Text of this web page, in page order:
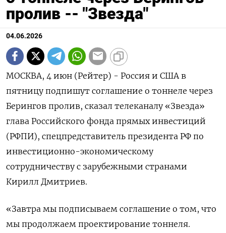
пролив -- "Звезда"
04.06.2026
МОСКВА, 4 июн (Рейтер) - Россия и США в
‌пятницу подпишут соглашение о тоннеле через
Берингов ​пролив, ​сказал ​телеканалу «Звезда»
глава ⁠Российского ‌фонда прямых ‌инвестиций
(РФПИ), спецпредставитель президента РФ по
инвестиционно-экономическому
сотрудничеству ​с ‌зарубежными странами
Кирилл ​Дмитриев.
«Завтра мы подписываем ‌соглашение о том, что
мы продолжаем проектирование ​тоннеля. ​